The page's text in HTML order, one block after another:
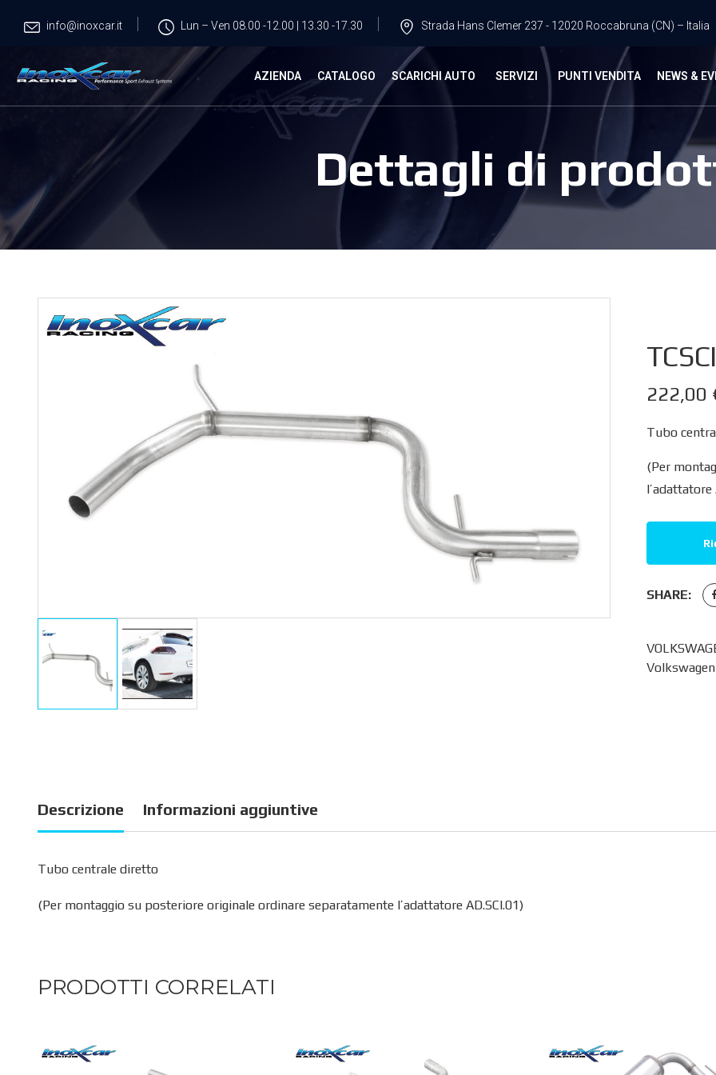
info@inoxcar.it Lun – Ven 08.00 -12.00 | 13.30 -17.30 Strada Hans Clemer 237 - 12020 Roccabruna (CN) – Italia
AZIENDA CATALOGO SCARICHI AUTO SERVIZI PUNTI VENDITA NEWS &
Dettagli di
222,00
Tubo
(Per
l’adattatore
SHARE:
Volkswagen
Descrizione Informazioni aggiuntive
Tubo centrale diretto
(Per montaggio su posteriore originale ordinare separatamente l’adattatore AD.SCI.01)
PRODOTTI CORRELATI